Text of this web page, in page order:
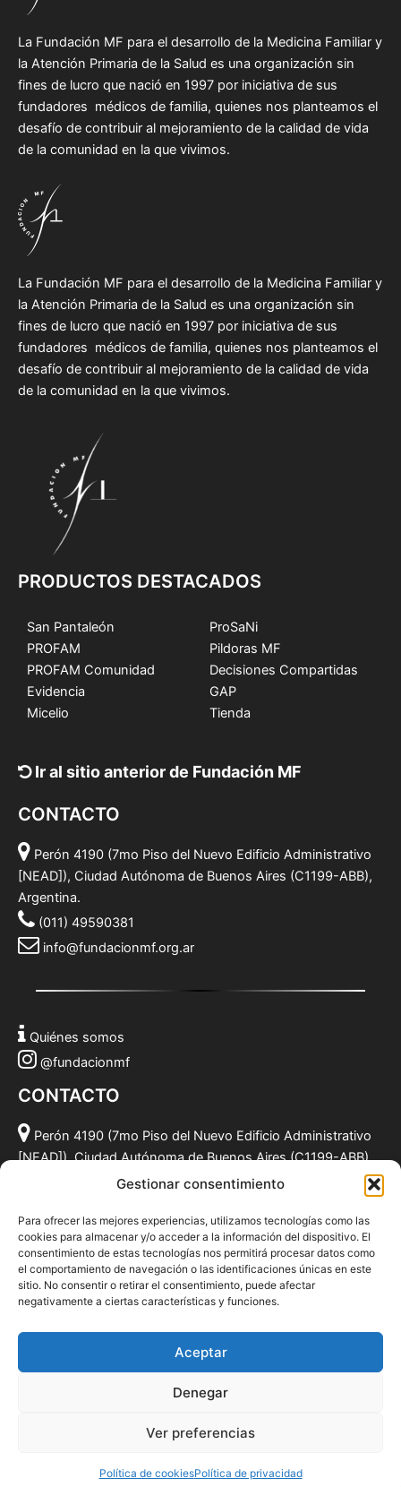
Gestionar consentimiento
Para ofrecer las mejores experiencias, utilizamos tecnologías como las
cookies para almacenar y/o acceder a la información del dispositivo. El
consentimiento de estas tecnologías nos permitirá procesar datos como
el comportamiento de navegación o las identificaciones únicas en este
sitio. No consentir o retirar el consentimiento, puede afectar
negativamente a ciertas características y funciones.
Aceptar
Denegar
Ver preferencias
Política de cookiesPolítica de privacidad
La Fundación MF para el desarrollo de la Medicina Familiar y
la Atención Primaria de la Salud es una organización sin
fines de lucro que nació en 1997 por iniciativa de sus
fundadores médicos de familia, quienes nos planteamos el
desafío de contribuir al mejoramiento de la calidad de vida
de la comunidad en la que vivimos.
La Fundación MF para el desarrollo de la Medicina Familiar y
la Atención Primaria de la Salud es una organización sin
fines de lucro que nació en 1997 por iniciativa de sus
fundadores médicos de familia, quienes nos planteamos el
desafío de contribuir al mejoramiento de la calidad de vida
de la comunidad en la que vivimos.
PRODUCTOS DESTACADOS
San Pantaleón
PROFAM
PROFAM Comunidad
Evidencia
Micelio
ProSaNi
Pildoras MF
Decisiones Compartidas
GAP
Tienda
Ir al sitio anterior de Fundación MF
CONTACTO
Perón 4190 (7mo Piso del Nuevo Edificio Administrativo
[NEAD]), Ciudad Autónoma de Buenos Aires (C1199-ABB),
Argentina.
(011) 49590381
info@fundacionmf.org.ar
Quiénes somos
@fundacionmf
CONTACTO
Perón 4190 (7mo Piso del Nuevo Edificio Administrativo
[NEAD]), Ciudad Autónoma de Buenos Aires (C1199-ABB),
info@fundacionmf.org.ar
Politica de privacidad